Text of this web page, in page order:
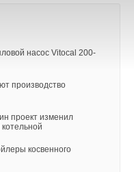
насос Vitocal 200-
производство
проект изменил
косвенного